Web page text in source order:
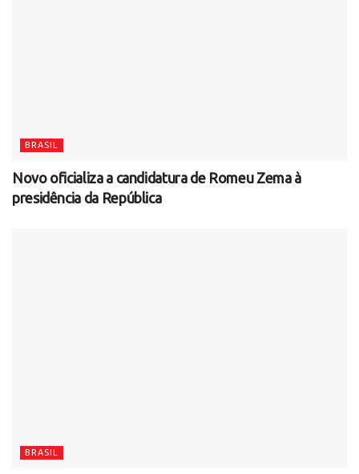
BRASIL
Novo oficializa a candidatura de Romeu Zema à
presidência da República
BRASIL